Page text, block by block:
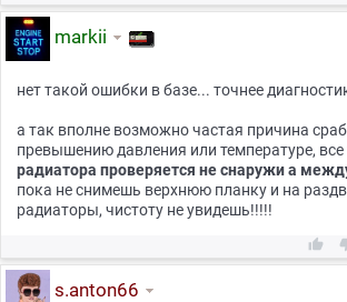
markii
нет такой ошибки в базе... точнее
а так вполне возможно частая причина
превышению давления или температуре, все
радиатора проверяется не снаружи а
пока не снимешь верхнюю планку и на
радиаторы, чистоту не увидешь!!!!!

s.anton66